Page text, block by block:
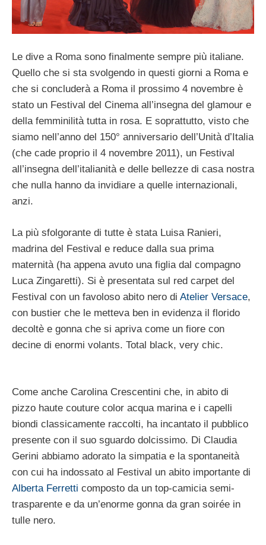
Le dive a Roma sono finalmente sempre più italiane.
Quello che si sta svolgendo in questi giorni a Roma e
che si concluderà a Roma il prossimo 4 novembre è
stato un Festival del Cinema all’insegna del glamour e
della femminilità tutta in rosa. E soprattutto, visto che
siamo nell’anno del 150° anniversario dell’Unità d’Italia
(che cade proprio il 4 novembre 2011), un Festival
all’insegna dell’italianità e delle bellezze di casa nostra
che nulla hanno da invidiare a quelle internazionali,
anzi.
La più sfolgorante di tutte è stata Luisa Ranieri,
madrina del Festival e reduce dalla sua prima
maternità (ha appena avuto una figlia dal compagno
Luca Zingaretti). Si è presentata sul red carpet del
Festival con un favoloso abito nero di Atelier Versace,
con bustier che le metteva ben in evidenza il florido
decoltè e gonna che si apriva come un fiore con
decine di enormi volants. Total black, very chic.
Come anche Carolina Crescentini che, in abito di
pizzo haute couture color acqua marina e i capelli
biondi classicamente raccolti, ha incantato il pubblico
presente con il suo sguardo dolcissimo. Di Claudia
Gerini abbiamo adorato la simpatia e la spontaneità
con cui ha indossato al Festival un abito importante di
Alberta Ferretti composto da un top-camicia semi-
trasparente e da un’enorme gonna da gran soirée in
tulle nero.